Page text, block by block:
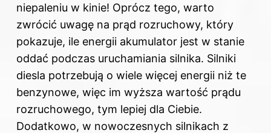
niepaleniu w kinie! Oprócz tego, warto
zwrócić uwagę na prąd rozruchowy, który
pokazuje, ile energii akumulator jest w stanie
oddać podczas uruchamiania silnika. Silniki
diesla potrzebują o wiele więcej energii niż te
benzynowe, więc im wyższa wartość prądu
rozruchowego, tym lepiej dla Ciebie.
Dodatkowo, w nowoczesnych silnikach z